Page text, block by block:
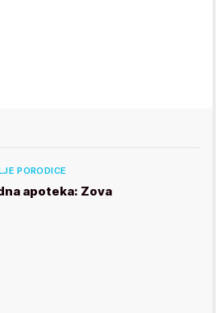
PORODICE
apoteka: Zova